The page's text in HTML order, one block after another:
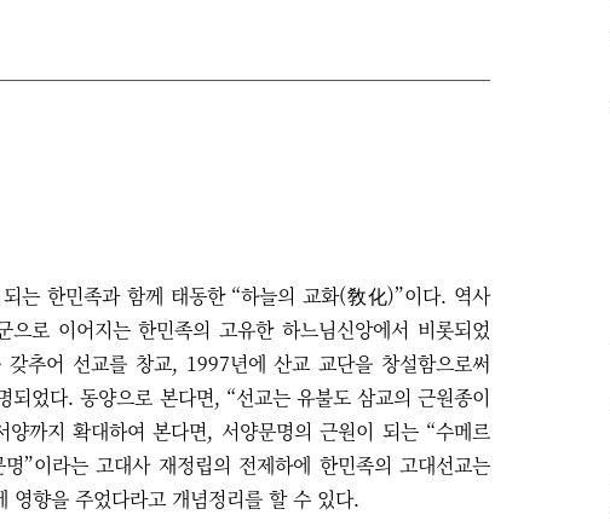
는 한민족과 함께 태동한 “하늘의교화(敎化)”이다. 역사
으로 이어지는 한민족의 고유한 하느님신앙에서 비롯되었
갖추어 선교를 창교, 1997년에 산교 교단을 창설함으로써
되었다.동양으로 본다면, “선교는 유불도 삼교의 근원종이
양까지 확대하여 본다면, 서양문명의 근원이 되는 “수메르
”이라는 고대사 재정립의 전제하에 한민족의 고대선교는
영향을 주었다라고 개념정리를 할 수 있다.